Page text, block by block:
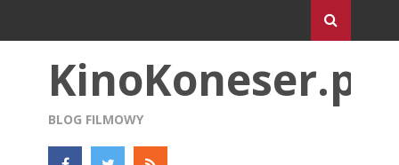
KinoKoneser.pl
BLOG FILMOWY